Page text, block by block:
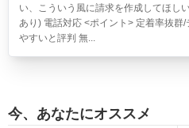
い、こういう風に請求を作成してほし
あり) 電話対応 <ポイント> 定着率抜群
やすいと評判 無...
今、あなたにオススメ